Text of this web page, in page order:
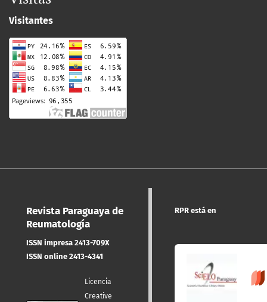
Visitantes
Revista Paraguaya de
Reumatología
ISSN impresa 2413-709X
ISSN online 2413-4341
Licencia
Creative
RPR está en